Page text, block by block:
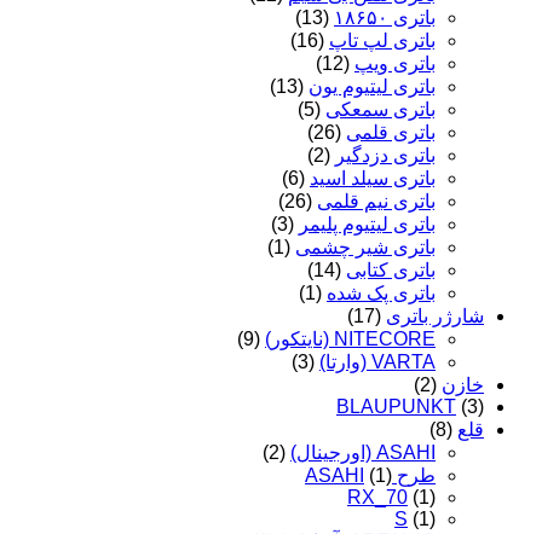
باتری ۱۸۶۵۰
(13)
باتری لپ تاپ (16)
باتری ویپ (12)
باتری لیتیوم یون (13)
باتری سمعکی (5)
باتری قلمی (26)
باتری دزدگیر (2)
باتری سیلد اسید (6)
باتری نیم قلمی (26)
باتری لیتیوم پلیمر (3)
باتری شیر چشمی (1)
باتری کتابی (14)
باتری پک شده (1)
شارژر باتری (17)
NITECORE (نایتکور)
(9)
VARTA (وارتا)
(3)
خازن (2)
BLAUPUNKT (3)
قلع (8)
ASAHI (اورجینال)
(2)
طرح ASAHI (1)
RX_70 (1)
S (1)